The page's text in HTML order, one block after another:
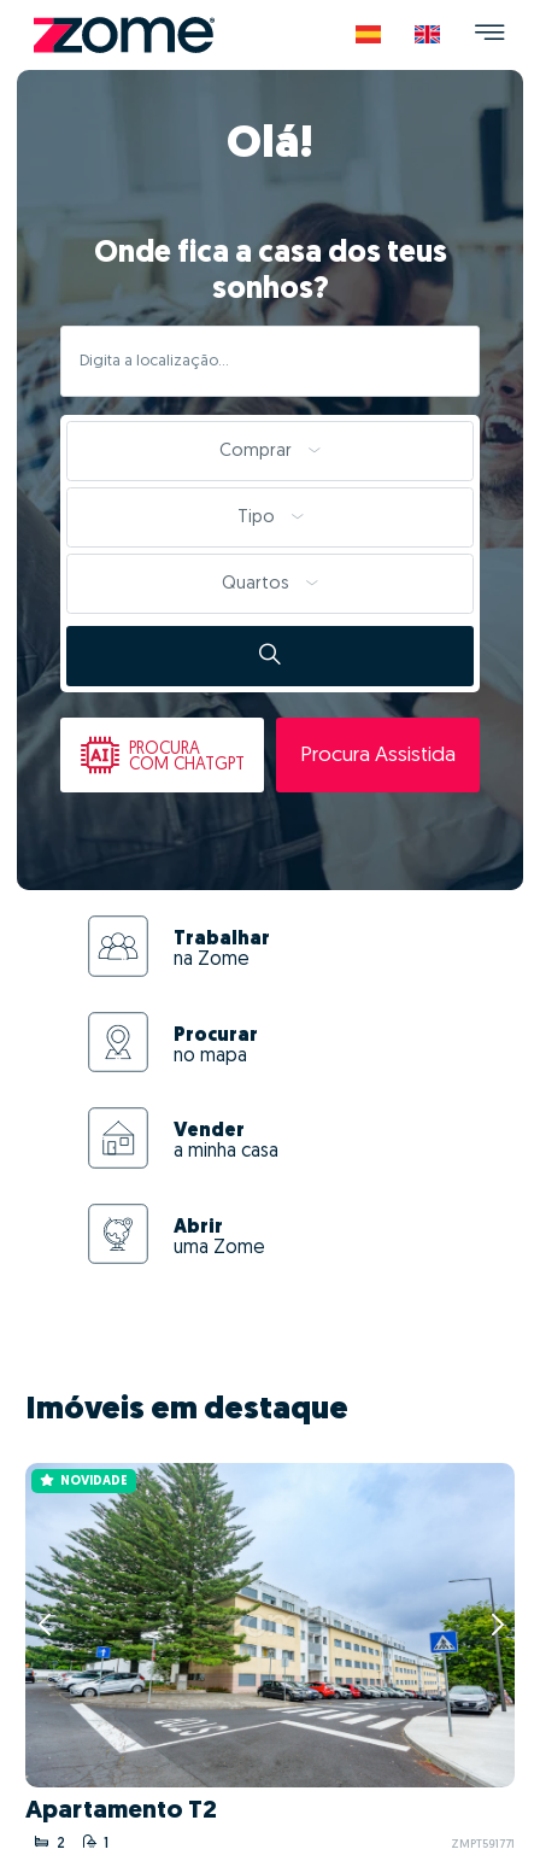
Olá!
Onde fica a casa dos teus
sonhos?
Comprar
Tipo
Quartos
PROCURA
COM CHATGPT
Procura Assistida
Trabalhar
na Zome
Procurar
no mapa
Vender
a minha casa
Abrir
uma Zome
Imóveis em destaque
NOVIDADE
Apartamento T2
2 1 ZMPT591771